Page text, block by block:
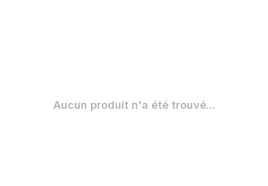
Aucun produit n'a été trouvé...